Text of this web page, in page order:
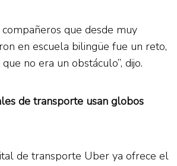
que desde muy
en escuela bilingüe fue un reto,
no era un obstáculo”, dijo.
de transporte usan globos
de transporte Uber ya ofrece el